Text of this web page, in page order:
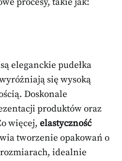
procesy, takie jak:
eleganckie pudełka
się wysoką
Doskonale
produktów oraz
więcej, elastyczność
tworzenie opakowań o
idealnie